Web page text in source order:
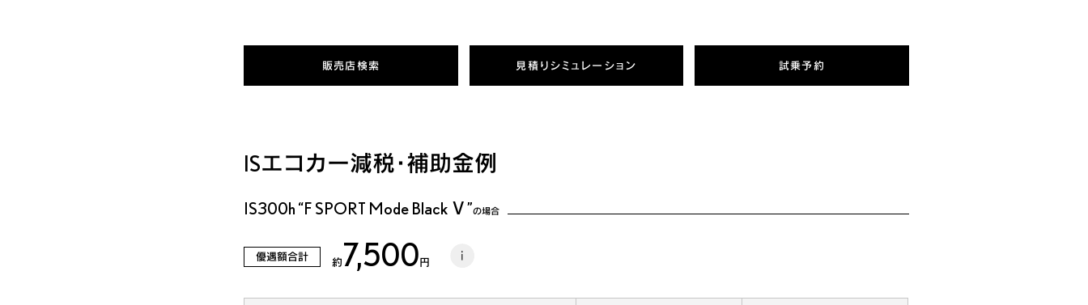
販売店検索 見積りシミュレーション 試乗予約
ISエコカー減税・補助金例
IS300h “F SPORT Mode Black Ⅴ”の場合
優遇額合計 約7,500円 i